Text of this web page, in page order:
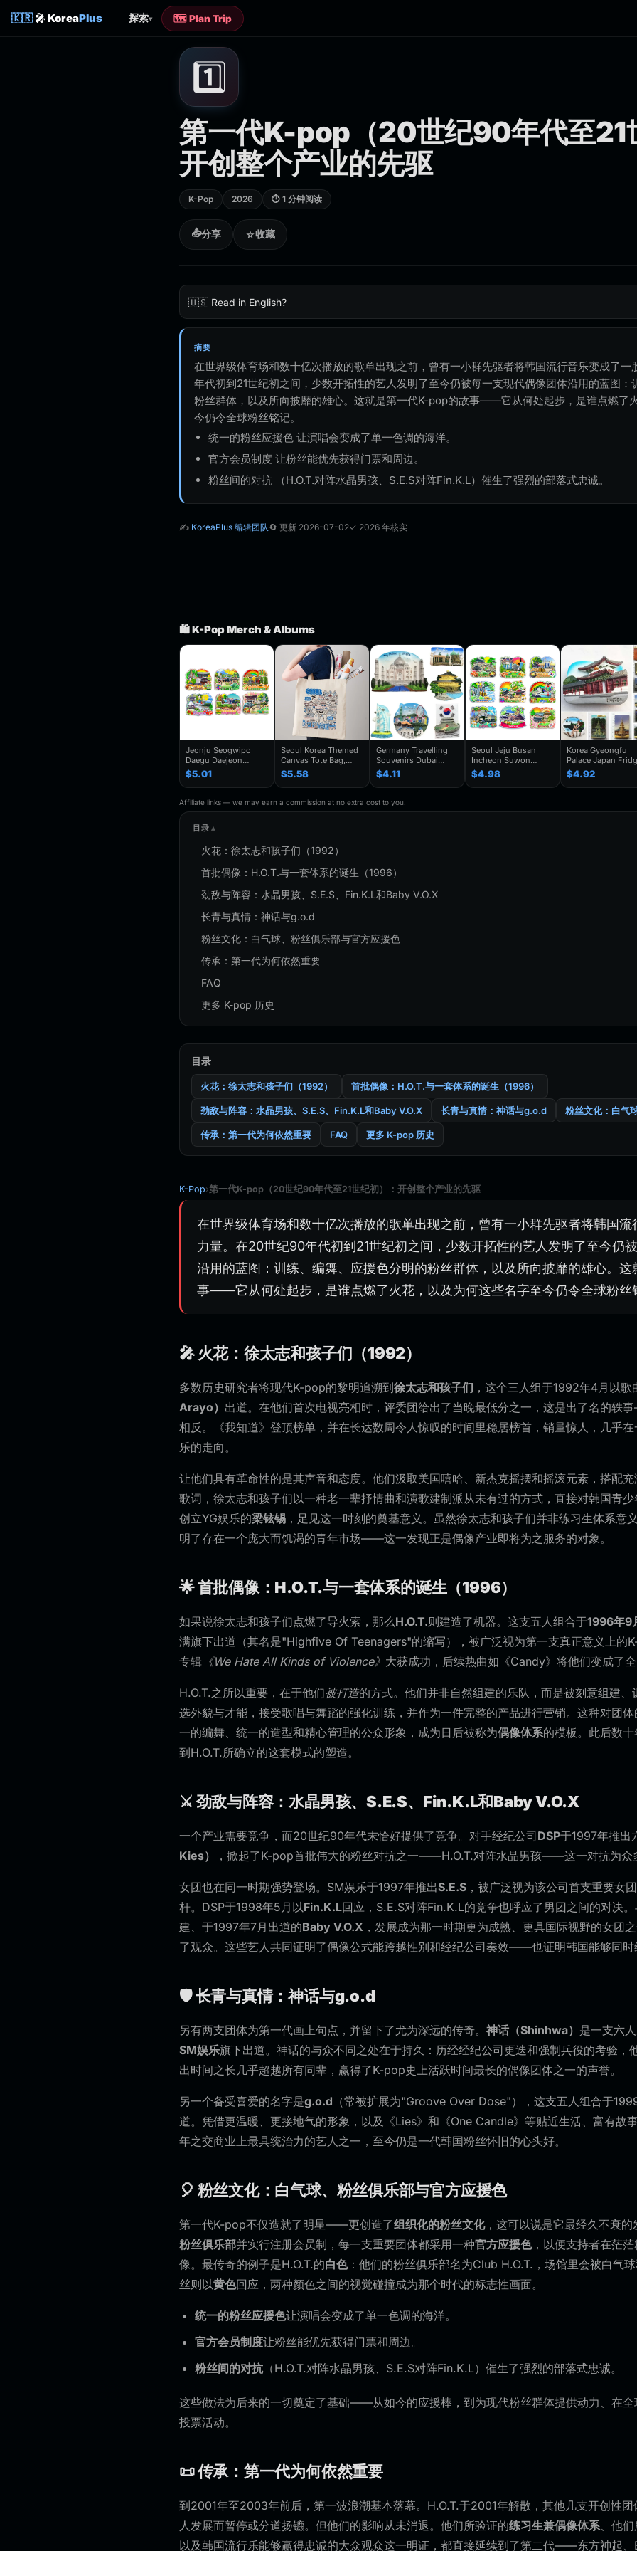
🇰🇷🎤 KoreaPlus 探索▾ 🗺️ Plan Trip
1️⃣
第一代K-pop（20世纪90年代至21
开创整个产业的先驱
K-Pop 2026 ⏱ 1 分钟阅读
📤分享 ☆收藏
🇺🇸 Read in English?
摘要
在世界级体育场和数十亿次播放的歌单出现之前，曾有一小群先驱者将韩国流行音乐变成了
年代初到21世纪初之间，少数开拓性的艺人发明了至今仍被每一支现代偶像团体沿用的蓝图：
粉丝群体，以及所向披靡的雄心。这就是第一代K-pop的故事——它从何处起步，是谁点燃了
今仍令全球粉丝铭记。
统一的粉丝应援色 让演唱会变成了单一色调的海洋。
官方会员制度 让粉丝能优先获得门票和周边。
粉丝间的对抗 （H.O.T.对阵水晶男孩、S.E.S对阵Fin.K.L）催生了强烈的部落式忠诚。
✍️ KoreaPlus 编辑团队🔄 更新 2026-07-02✓ 2026 年核实
🛍️ K-Pop Merch & Albums
Jeonju Seogwipo
Daegu Daejeon
Chuncheon Andong
South Korea Fridge
Magnet Travel
Souvenir Gift
Handmade Decorative
$5.01
Seoul Korea Themed
Canvas Tote Bag,
Seoul Souvenir Gift,
Seoul City Shoulder
Bag For
Traveler,Trendy
Folding Shoulder Bag
$5.58
Germany Travelling
Souvenirs Dubai
Kuwait Fridge
Stickers Japan
Shanghai Korea
Finland Mauritius
Fridge Magnets
$4.11
Seoul Jeju Busan
Incheon Suwon
Gyeongju South
Korea Fridge Magnet
Travel Souvenir Gift
Refrigerator Sticker
$4.98
Korea Gyeongfu
Palace Japan
Magnets Tourist
Souvenir
Magnetic Stickers
Travel Gifts
$4.92
Affiliate links — we may earn a commission at no extra cost to you.
目录
火花：徐太志和孩子们（1992）
首批偶像：H.O.T.与一套体系的诞生（1996）
劲敌与阵容：水晶男孩、S.E.S、Fin.K.L和Baby V.O.X
长青与真情：神话与g.o.d
粉丝文化：白气球、粉丝俱乐部与官方应援色
传承：第一代为何依然重要
FAQ
更多 K-pop 历史
目录
火花：徐太志和孩子们（1992） 首批偶像：H.O.T.与一套体系的诞生（1996）
劲敌与阵容：水晶男孩、S.E.S、Fin.K.L和Baby V.O.X 长青与真情：神话与g.o.d 粉丝文化：白气
传承：第一代为何依然重要 FAQ 更多 K-pop 历史
K-Pop›第一代K-pop（20世纪90年代至21世纪初）：开创整个产业的先驱
在世界级体育场和数十亿次播放的歌单出现之前，曾有一小群先驱者将韩国
力量。在20世纪90年代初到21世纪初之间，少数开拓性的艺人发明了至今仍
沿用的蓝图：训练、编舞、应援色分明的粉丝群体，以及所向披靡的雄心。
事——它从何处起步，是谁点燃了火花，以及为何这些名字至今仍令全球粉丝
🎤 火花：徐太志和孩子们（1992）
多数历史研究者将现代K-pop的黎明追溯到徐太志和孩子们 ，这个三人组于1992年4月以歌
Arayo） 出道。在他们首次电视亮相时，评委团给出了当晚最低分之一，这是出了名的轶
相反。《我知道》登顶榜单，并在长达数周令人惊叹的时间里稳居榜首，销量惊人，几乎
乐的走向。
让他们具有革命性的是其声音和态度。他们汲取美国嘻哈、新杰克摇摆和摇滚元素，搭配
歌词，徐太志和孩子们以一种老一辈抒情曲和演歌建制派从未有过的方式，直接对韩国青
创立YG娱乐的梁铉锡 ，足见这一时刻的奠基意义。虽然徐太志和孩子们并非练习生体系意
明了存在一个庞大而饥渴的青年市场——这一发现正是偶像产业即将为之服务的对象。
🌟 首批偶像：H.O.T.与一套体系的诞生（1996）
如果说徐太志和孩子们点燃了导火索，那么H.O.T.则建造了机器。这支五人组合于1996年9
满旗下出道（其名是"Highfive Of Teenagers"的缩写），被广泛视为第一支真正意义上的
专辑 《We Hate All Kinds of Violence》 大获成功，后续热曲如《Candy》将他们变成了全
H.O.T.之所以重要，在于他们被打造的方式。他们并非自然组建的乐队，而是被刻意组建
选外貌与才能，接受歌唱与舞蹈的强化训练，并作为一件完整的产品进行营销。这种对团
一的编舞、统一的造型和精心管理的公众形象，成为日后被称为偶像体系的模板。此后数
到H.O.T.所确立的这套模式的塑造。
⚔️ 劲敌与阵容：水晶男孩、S.E.S、Fin.K.L和Baby V.O.X
一个产业需要竞争，而20世纪90年代末恰好提供了竞争。对手经纪公司DSP于1997年推出
Kies）
，掀起了K-pop首批伟大的粉丝对抗之一——H.O.T.对阵水晶男孩——这一对抗为众
女团也在同一时期强势登场。SM娱乐于1997年推出S.E.S ，被广泛视为该公司首支重要女
杆。DSP于1998年5月以Fin.K.L回应，S.E.S对阵Fin.K.L的竞争也呼应了男团之间的对决
建、于1997年7月出道的Baby V.O.X ，发展成为那一时期更为成熟、更具国际视野的女团
了观众。这些艺人共同证明了偶像公式能跨越性别和经纪公司奏效——也证明韩国能够同时
🛡️ 长青与真情：神话与g.o.d
另有两支团体为第一代画上句点，并留下了尤为深远的传奇。 神话（Shinhwa） 是一支六
SM娱乐旗下出道。神话的与众不同之处在于持久：历经经纪公司更迭和强制兵役的考验，
出时间之长几乎超越所有同辈，赢得了K-pop史上活跃时间最长的偶像团体之一的声誉。
另一个备受喜爱的名字是g.o.d （常被扩展为"Groove Over Dose"），这支五人组合于
道。凭借更温暖、更接地气的形象，以及《Lies》和《One Candle》等贴近生活、富有故
年之交商业上最具统治力的艺人之一，至今仍是一代韩国粉丝怀旧的心头好。
🎈 粉丝文化：白气球、粉丝俱乐部与官方应援色
第一代K-pop不仅造就了明星——更创造了组织化的粉丝文化，这可以说是它最经久不衰的
粉丝俱乐部并实行注册会员制，每一支重要团体都采用一种官方应援色，以便支持者在茫
像。最传奇的例子是H.O.T.的白色：他们的粉丝俱乐部名为Club H.O.T.，场馆里会被白气
丝则以黄色回应，两种颜色之间的视觉碰撞成为那个时代的标志性画面。
统一的粉丝应援色让演唱会变成了单一色调的海洋。
官方会员制度让粉丝能优先获得门票和周边。
粉丝间的对抗（H.O.T.对阵水晶男孩、S.E.S对阵Fin.K.L）催生了强烈的部落式忠诚。
这些做法为后来的一切奠定了基础——从如今的应援棒，到为现代粉丝群体提供动力、在全
投票活动。
📜 传承：第一代为何依然重要
到2001年至2003年前后，第一波浪潮基本落幕。H.O.T.于2001年解散，其他几支开创性
人发展而暂停或分道扬镳。但他们的影响从未消退。他们所验证的练习生兼偶像体系、他们
以及韩国流行乐能够赢得忠诚的大众观众这一明证，都直接延续到了第二代——东方神起、